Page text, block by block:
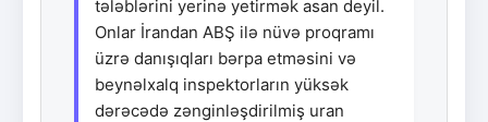
tələblərini yerinə yetirmək asan deyil.
Onlar İrandan ABŞ ilə nüvə proqramı
üzrə danışıqları bərpa etməsini və
beynəlxalq inspektorların yüksək
dərəcədə zənginləşdirilmiş uran